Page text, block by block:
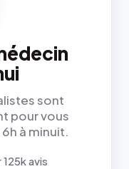
sont
pour vous
à minuit.
125k avis